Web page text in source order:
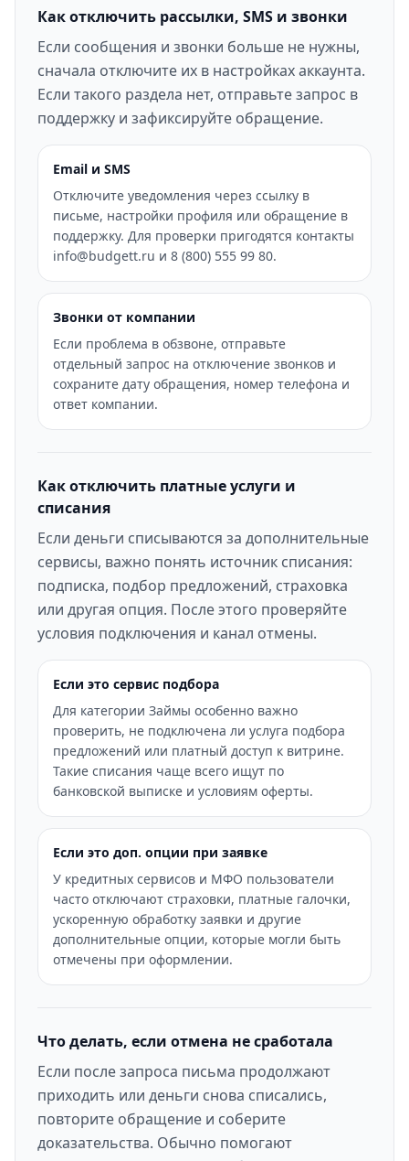
Как отключить рассылки, SMS и звонки
Если сообщения и звонки больше не нужны,
сначала отключите их в настройках аккаунта.
Если такого раздела нет, отправьте запрос в
поддержку и зафиксируйте обращение.
Email и SMS
Отключите уведомления через ссылку в
письме, настройки профиля или обращение в
поддержку. Для проверки пригодятся контакты
info@budgett.ru и 8 (800) 555 99 80.
Звонки от компании
Если проблема в обзвоне, отправьте
отдельный запрос на отключение звонков и
сохраните дату обращения, номер телефона и
ответ компании.
Как отключить платные услуги и
списания
Если деньги списываются за дополнительные
сервисы, важно понять источник списания:
подписка, подбор предложений, страховка
или другая опция. После этого проверяйте
условия подключения и канал отмены.
Если это сервис подбора
Для категории Займы особенно важно
проверить, не подключена ли услуга подбора
предложений или платный доступ к витрине.
Такие списания чаще всего ищут по
банковской выписке и условиям оферты.
Если это доп. опции при заявке
У кредитных сервисов и МФО пользователи
часто отключают страховки, платные галочки,
ускоренную обработку заявки и другие
дополнительные опции, которые могли быть
отмечены при оформлении.
Что делать, если отмена не сработала
Если после запроса письма продолжают
приходить или деньги снова списались,
повторите обращение и соберите
доказательства. Обычно помогают